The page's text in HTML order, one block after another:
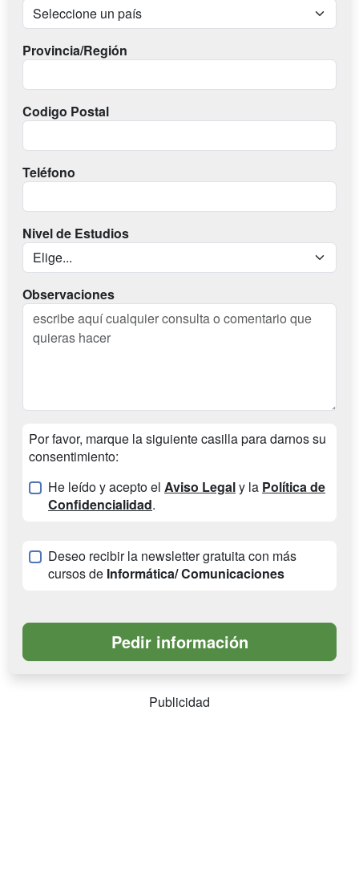
Provincia/Región
Codigo Postal
Teléfono
Nivel de Estudios
Observaciones
Por favor, marque la siguiente casilla para darnos su
consentimiento:
He leído y acepto el Aviso Legaly la Política de
Confidencialidad.
Deseo recibir la newsletter gratuita con más
cursos de Informática/ Comunicaciones
Publicidad